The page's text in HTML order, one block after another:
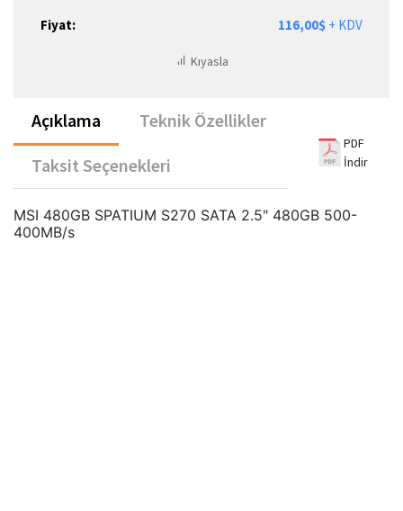
Fiyat: 116,00$ + KDV
Kıyasla
Açıklama
Teknik Özellikler
Taksit Seçenekleri
PDF
İndir